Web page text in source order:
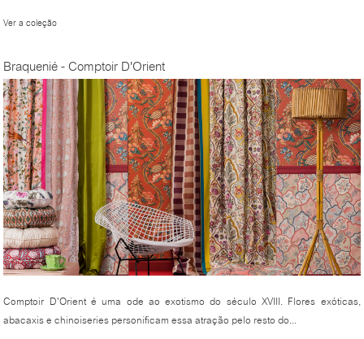
Ver a coleção
Braquenié - Comptoir D'Orient
Comptoir D'Orient é uma ode ao exotismo do século XVIII. Flores exóticas,
abacaxis e chinoiseries personificam essa atração pelo resto do...